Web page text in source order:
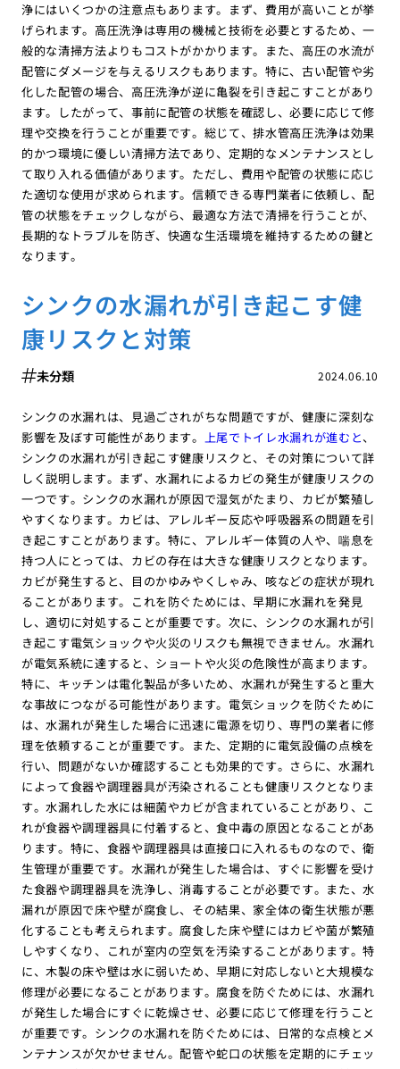
浄にはいくつかの注意点もあります。まず、費用が高いことが挙
げられます。高圧洗浄は専用の機械と技術を必要とするため、一
般的な清掃方法よりもコストがかかります。また、高圧の水流が
配管にダメージを与えるリスクもあります。特に、古い配管や劣
化した配管の場合、高圧洗浄が逆に亀裂を引き起こすことがあり
ます。したがって、事前に配管の状態を確認し、必要に応じて修
理や交換を行うことが重要です。総じて、排水管高圧洗浄は効果
的かつ環境に優しい清掃方法であり、定期的なメンテナンスとし
て取り入れる価値があります。ただし、費用や配管の状態に応じ
た適切な使用が求められます。信頼できる専門業者に依頼し、配
管の状態をチェックしながら、最適な方法で清掃を行うことが、
長期的なトラブルを防ぎ、快適な生活環境を維持するための鍵と
なります。
シンクの水漏れが引き起こす健
康リスクと対策
2024.06.10
未分類
シンクの水漏れは、見過ごされがちな問題ですが、健康に深刻な
影響を及ぼす可能性があります。 上尾でトイレ水漏れが進むと、
シンクの水漏れが引き起こす健康リスクと、その対策について詳
しく説明します。まず、水漏れによるカビの発生が健康リスクの
一つです。シンクの水漏れが原因で湿気がたまり、カビが繁殖し
やすくなります。カビは、アレルギー反応や呼吸器系の問題を引
き起こすことがあります。特に、アレルギー体質の人や、喘息を
持つ人にとっては、カビの存在は大きな健康リスクとなります。
カビが発生すると、目のかゆみやくしゃみ、咳などの症状が現れ
ることがあります。これを防ぐためには、早期に水漏れを発見
し、適切に対処することが重要です。次に、シンクの水漏れが引
き起こす電気ショックや火災のリスクも無視できません。水漏れ
が電気系統に達すると、ショートや火災の危険性が高まります。
特に、キッチンは電化製品が多いため、水漏れが発生すると重大
な事故につながる可能性があります。電気ショックを防ぐために
は、水漏れが発生した場合に迅速に電源を切り、専門の業者に修
理を依頼することが重要です。また、定期的に電気設備の点検を
行い、問題がないか確認することも効果的です。さらに、水漏れ
によって食器や調理器具が汚染されることも健康リスクとなりま
す。水漏れした水には細菌やカビが含まれていることがあり、こ
れが食器や調理器具に付着すると、食中毒の原因となることがあ
ります。特に、食器や調理器具は直接口に入れるものなので、衛
生管理が重要です。水漏れが発生した場合は、すぐに影響を受け
た食器や調理器具を洗浄し、消毒することが必要です。また、水
漏れが原因で床や壁が腐食し、その結果、家全体の衛生状態が悪
化することも考えられます。腐食した床や壁にはカビや菌が繁殖
しやすくなり、これが室内の空気を汚染することがあります。特
に、木製の床や壁は水に弱いため、早期に対応しないと大規模な
修理が必要になることがあります。腐食を防ぐためには、水漏れ
が発生した場合にすぐに乾燥させ、必要に応じて修理を行うこと
が重要です。シンクの水漏れを防ぐためには、日常的な点検とメ
ンテナンスが欠かせません。配管や蛇口の状態を定期的にチェッ